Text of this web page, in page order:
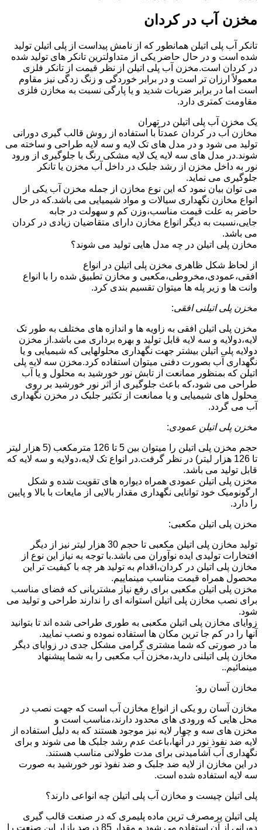
مخزن آب در کردان
تانکر آب پلی اتیلن همانطور که از نامش پیداست از پلی اتیلن تولید
شده است و در حال حاضر یکی از متداولترین تانکر های تولید شده
در کردان است.مخزن آب پلی اتیلن از نظر قیمت از تانکر فلزی
معمولاً ارزان تر است و در برابر خوردگی و زنگ زدگی نیز مقاوم
است اما در برابر ضربات شدید و یا پارگی نسبت به مخازن فلزی
مقاومت کمتری دارد.
یک مخزن آب پلی اتیلن در تهران
مخازن آب در کردان عمدتاً با استفاده از روش قالب گیری دورانی
تولید می شود و در مدل های تک لایه و سه لایه طراحی و ساخته می
شوند.در مدل های سه لایه یک لایه مشکی رنگ با جلوگیری از ورود
نور به داخل مخزن از رشد جلبک در داخل آب مخزن یا تانکر
جلوگیری می نماید.
می توان بیان نمود که این نوع مخازن از جمله مخزن آب یکی از
انواع مخازن نگهداری سیالات و مواد شیمیایی می باشد.که در حال
حاضر به علت قیمت مناسب،وزن کم و سهولت در جابه
جایی،نسبت به دیگر انواع مخازن دارای متقاضیان زیادی در کردان
می باشد.
مخازن پلی اتیلن در چه مدل هایی تولید می شوند؟
از لحاظ شکل ظاهری مخزن پلی اتیلن در انواع
افقی،عمودی،مخروطی،مکعبی و مخازن تطبیق شده را با انواع
وانت ها و زیر پله ها میتوان تقسیم بندی کرد.
مخزن پلی اتیلنی افقی:
مخزن پلی اتیلن افقی به زاویه ها و اندازه های مختلف به طور تک
لایه،دولایه و سه لایه قابل تولید و بهره برداری می باشد.از مخزن
دولایه پلی اتیلن بیشتر جهت نگهداری محلولهایی که شیمیایی و یا
نگهداری آب بصورت دفنی میتوان استفاده کرد.مخزن سه لایه پلی
اتیلن که بمنظور ممانعت از تابش نور خورشید به محلول و یا آب
طراحی می شود،که باعث جلوگیری از اثر نور خورشید بر روی
محلول های شیمیایی و یا ممانعت از تکثیر جلبک در مخزن نگهداری
آب می گردد.
مخزن پلی اتیلن عمودی:
حجم مخزن پلی اتیلن را میتوان بین 5 تا 126 مترمکعب (5 هزار لیتر
تا 126 هزار لیتر) در نظر گرفت.در انواع تک لایه،دولایه و سه لایه که
قابل تولید می باشد.
مخزن پلی اتیلن عمودی همراه دیواره های تقویت شده و شکل
ارگونومیک خود توانایی نگهداری مقدار بالایی از مایعات با بالا و پایین
را دارد.
مخزن پلی اتیلن مکعبی:
تولید مخازن پلی اتیلن مکعبی تا حجم 30 هزار لیتر نیز از دیگر
افتخارات تولیدی ایده نوآوران می باشد.با توجه به نیاز این نوع از
مخازن پلی اتیلن در کردان،اقدام به تولید هر چه با کیفیت تر این
محصول همراه قیمت مناسب مینماییم.
مخزن پلی اتیلن مکعبی برای رفع نیاز مشتریانی که فضای مناسب
برای نصب مخازن پلی اتیلن استوانه ای را ندارند طراحی و تولید می
شود.
زوایای مخازن پلی اتیلن مکعبی به طوری طراحی شده اند تا بتوانید
آنها را در کم جا ترین مکان ها استفاده نموده و نصب نمایید.
ما در صورتی که شما مشتری گرامی مشکل جدی در زوایای دیگر
مخازن پلی اتیلنی دارید،مخزن آب مکعبی را به شما پیشنهاد
مینمائیم..
مخازن آسان رو:
مخازن آسان رو یکی از انواع مخازن آب است که جهت نصب در
محل هایی که ورودی های محدود دارند،مناسب است و
مخزن های سه و چهار لایه نیز موجود هستند که به دلیل استفاده از
لایه ضد نفوذ نور در آنها،باعث عدم رشد جلبک ها می شوند و برای
نگهداری آب آشامیدنی برای مدت طولانی مناسب هستند.
در این مخازن از لایه ضد جلبک و ضد نفوذ نور خورشید به صورت
سه لایه استفاده شده است.
پلی اتیلن چیست و مخازن آب پلی اتیلن چه انواعی دارند؟
پلی اتیلن پرمصرف ترین ماده پلیمری که در صنعت قالب گیری
دورانی از آن استفاده می شود و مقدار 85 درصد بازار این صنعت را